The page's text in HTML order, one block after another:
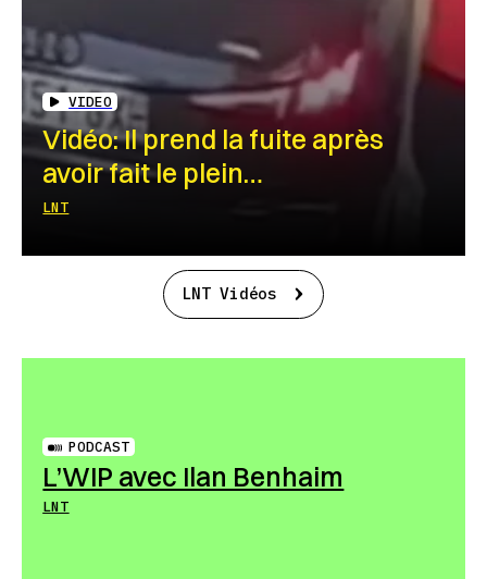
VIDEO
Vidéo: Il prend la fuite après
avoir fait le plein…
LNT
LNT Vidéos
PODCAST
L’WIP avec Ilan Benhaim
LNT